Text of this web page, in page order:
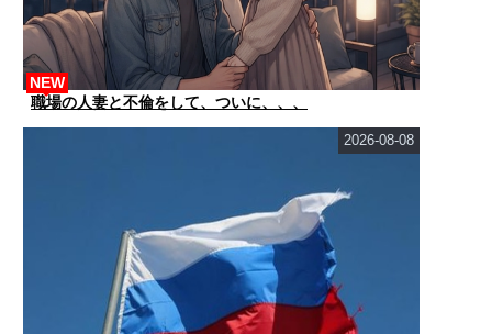
職場の人妻と不倫をして、ついに、、、
NEW
2026-08-08